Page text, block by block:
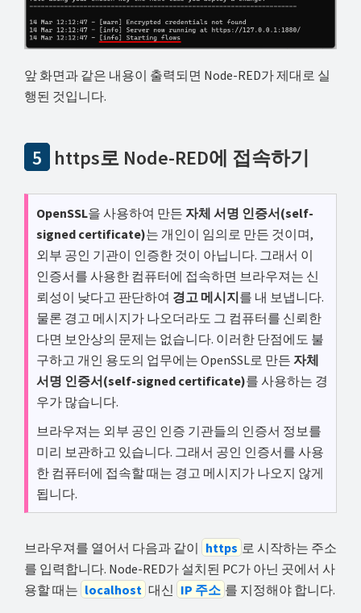
앞 화면과 같은 내용이 출력되면 Node-RED가 제대로 실
행된 것입니다.
5 https로 Node-RED에 접속하기
OpenSSL을 사용하여 만든 자체 서명 인증서(self-
signed certificate)는 개인이 임의로 만든 것이며,
외부 공인 기관이 인증한 것이 아닙니다. 그래서 이
인증서를 사용한 컴퓨터에 접속하면 브라우져는 신
뢰성이 낮다고 판단하여 경고 메시지를 내 보냅니다.
물론 경고 메시지가 나오더라도 그 컴퓨터를 신뢰한
다면 보안상의 문제는 없습니다. 이러한 단점에도 불
구하고 개인 용도의 업무에는 OpenSSL로 만든 자체
서명 인증서(self-signed certificate)를 사용하는 경
우가 많습니다.
브라우져는 외부 공인 인증 기관들의 인증서 정보를
미리 보관하고 있습니다. 그래서 공인 인증서를 사용
한 컴퓨터에 접속할 때는 경고 메시지가 나오지 않게
됩니다.
브라우져를 열어서 다음과 같이 https 로 시작하는 주소
를 입력합니다. Node-RED가 설치된 PC가 아닌 곳에서 사
용할 때는 localhost 대신 IP 주소 를 지정해야 합니다.